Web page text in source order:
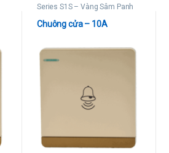
Series S1S – Vàng Sâm Panh
Chuông cửa – 10A